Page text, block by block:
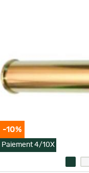
-10%
Paiement 4/10X